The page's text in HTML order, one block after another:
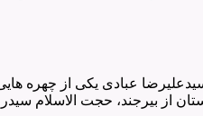
عبادی یکی از چهره
سیدرضا تقوی امروز (۱۸ مرداد) در